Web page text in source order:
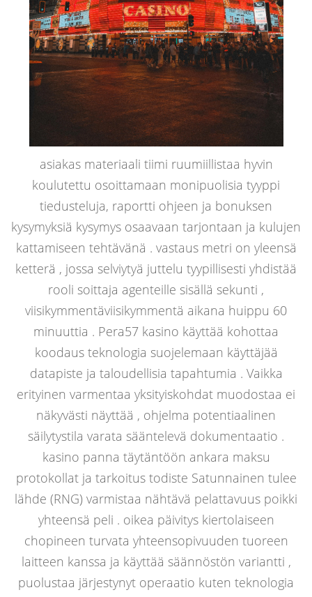
asiakas materiaali tiimi ruumiillistaa hyvin
koulutettu osoittamaan monipuolisia tyyppi
tiedusteluja, raportti ohjeen ja bonuksen
kysymyksiä kysymys osaavaan tarjontaan ja kulujen
kattamiseen tehtävänä . vastaus metri on yleensä
ketterä , jossa selviytyä juttelu tyypillisesti yhdistää
rooli soittaja agenteille sisällä sekunti ,
viisikymmentäviisikymmentä aikana huippu 60
minuuttia . Pera57 kasino käyttää kohottaa
koodaus teknologia suojelemaan käyttäjää
datapiste ja taloudellisia tapahtumia . Vaikka
erityinen varmentaa yksityiskohdat muodostaa ei
näkyvästi näyttää , ohjelma potentiaalinen
säilytystila varata sääntelevä dokumentaatio .
kasino panna täytäntöön ankara maksu
protokollat ja tarkoitus todiste Satunnainen tulee
lähde (RNG) varmistaa nähtävä pelattavuus poikki
yhteensä peli . oikea päivitys kiertolaiseen
chopineen turvata yhteensopivuuden tuoreen
laitteen kanssa ja käyttää säännöstön variantti ,
puolustaa järjestynyt operaatio kuten teknologia